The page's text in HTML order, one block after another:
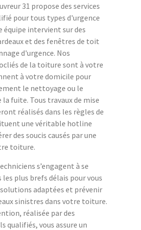
31 propose des services
pour tous types d'urgence
intervient sur des
et des fenêtres de toit
d'urgence. Nos
de la toiture sont à votre
à votre domicile pour
le nettoyage ou le
fuite. Tous travaux de mise
réalisés dans les règles de
une véritable hotline
des soucis causés par une
toiture.
s’engagent à se
les plus brefs délais pour vous
adaptées et prévenir
sinistres dans votre toiture.
réalisée par des
qualifiés, vous assure un